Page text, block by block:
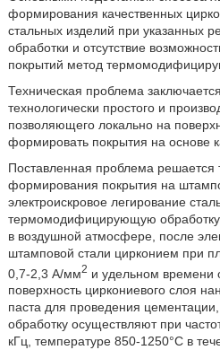
формирования качественных
стальных изделий при указанных
обработки и отсутствие
покрытий метод
Техническая проблема
технологически простого и
позволяющего локально на
формировать покрытия на основе
Поставленная проблема решается
формирования покрытия на
электроискровое легирование
термомодифицирующую обработку
в воздушной атмосфере, после
штамповой стали цирконием при
0,7-2,3 А/мм2 и удельном времени
поверхность циркониевого слоя
паста для проведения
обработку осуществляют при
кГц, температуре 850-1250°С в